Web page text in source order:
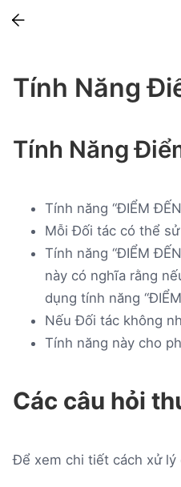
Tính Năng
Tính Năng
Tính năng “ĐIỂM
Mỗi Đối tác có thể sử
Tính năng “ĐIỂM
này có nghĩa rằng
dụng tính năng
Nếu Đối tác không
Tính năng này cho
Các câu hỏi
Để xem chi tiết cách xử lý